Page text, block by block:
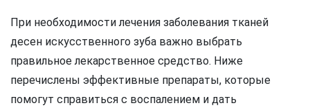
При необходимости лечения заболевания тканей
десен искусственного зуба важно выбрать
правильное лекарственное средство. Ниже
перечислены эффективные препараты, которые
помогут справиться с воспалением и дать